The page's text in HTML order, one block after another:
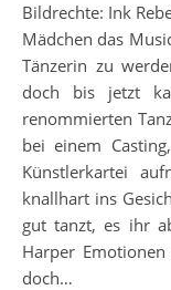
Bildrechte: Ink
Mädchen das
Tänzerin zu
doch bis jetzt
renommierten
bei einem
Künstlerkartei
knallhart ins
gut tanzt, es ihr
Harper
doch…